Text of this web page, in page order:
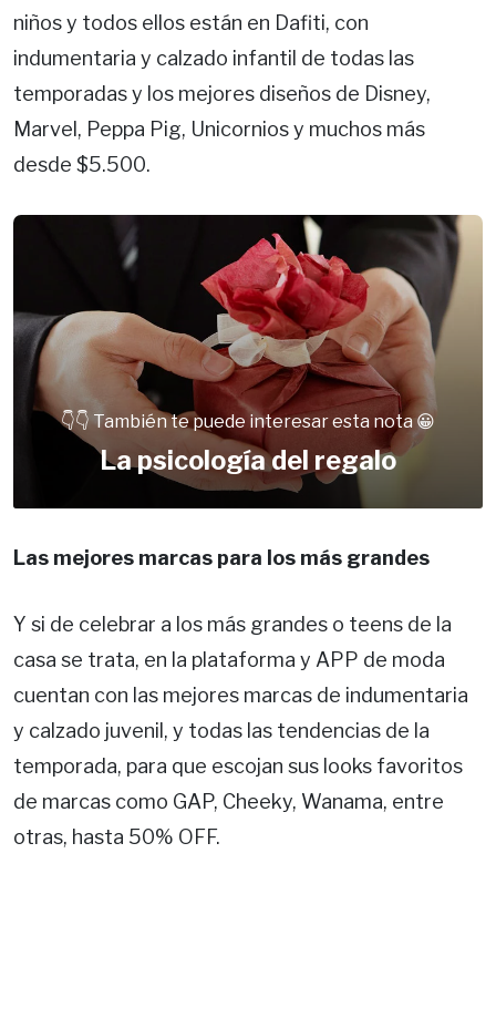
niños y todos ellos están en Dafiti, con
indumentaria y calzado infantil de todas las
temporadas y los mejores diseños de Disney,
Marvel, Peppa Pig, Unicornios y muchos más
desde $5.500.
👇👇 También te puede interesar esta nota 😀
La psicología del regalo
Las mejores marcas para los más grandes
Y si de celebrar a los más grandes o teens de la
casa se trata, en la plataforma y APP de moda
cuentan con las mejores marcas de indumentaria
y calzado juvenil, y todas las tendencias de la
temporada, para que escojan sus looks favoritos
de marcas como GAP, Cheeky, Wanama, entre
otras, hasta 50% OFF.